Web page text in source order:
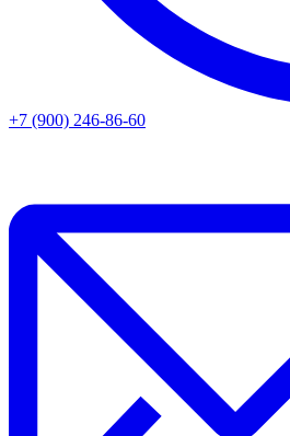
+7 (900) 246-86-60